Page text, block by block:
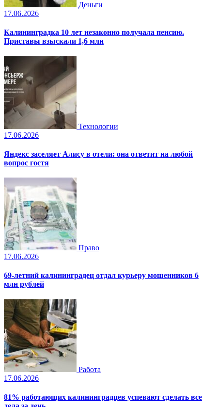
Деньги
17.06.2026
Калининградка 10 лет незаконно получала пенсию.
Приставы взыскали 1,6 млн
Технологии
17.06.2026
Яндекс заселяет Алису в отели: она ответит на любой
вопрос гостя
Право
17.06.2026
69-летний калининградец отдал курьеру мошенников 6
млн рублей
Работа
17.06.2026
81% работающих калининградцев успевают сделать все